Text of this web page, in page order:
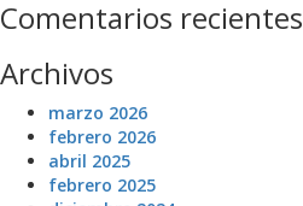
Comentarios recientes
Archivos
marzo 2026
febrero 2026
abril 2025
febrero 2025